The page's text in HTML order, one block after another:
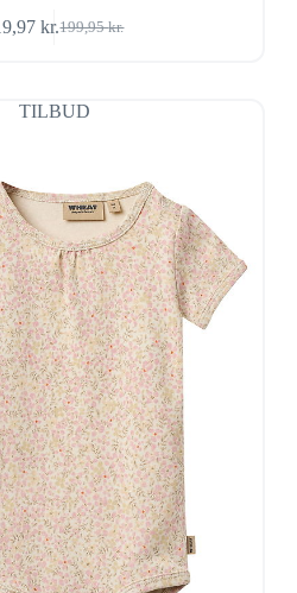
199,95kr.
Den
var:
199,95 kr..
kr.Den
er:
119,97 kr..
TILBUD